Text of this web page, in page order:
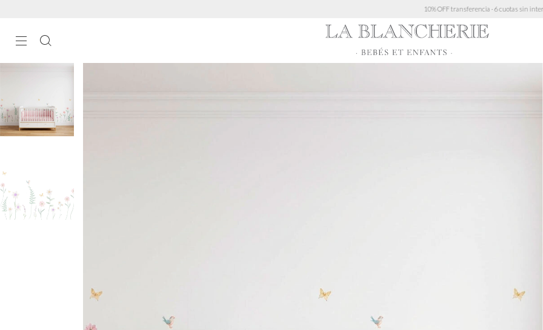
10% OFF transferencia · 6 cuotas sin interés > $450.000 ·